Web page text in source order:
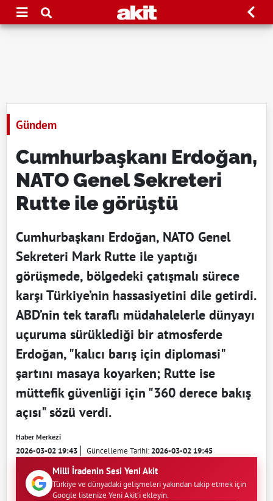
Gündem
Cumhurbaşkanı Erdoğan,
NATO Genel Sekreteri
Rutte ile görüştü
Cumhurbaşkanı Erdoğan, NATO Genel
Sekreteri Mark Rutte ile yaptığı
görüşmede, bölgedeki çatışmalı sürece
karşı Türkiye’nin hassasiyetini dile getirdi.
ABD’nin tek taraflı müdahalelerle dünyayı
uçuruma sürüklediği bir atmosferde
Erdoğan, "kalıcı barış için diplomasi"
şartını masaya koyarken; Rutte ise
müttefik güvenliği için "360 derece bakış
açısı" sözü verdi.
Haber Merkezi
2026-03-02 19:43 Güncelleme Tarihi:2026-03-02 19:45
Milli İradenin Sesi Yeni Akit
Türkiye ve dünyadaki gelişmeleri yakından takip etmek için
Google listenize Yeni Akit'i ekleyin.